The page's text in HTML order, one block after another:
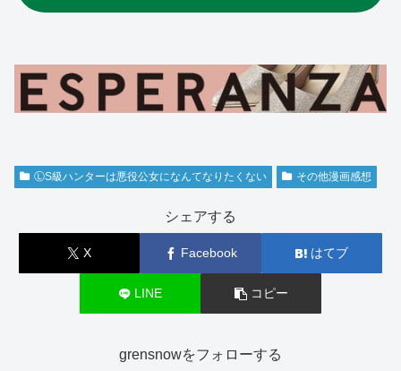
ⓁS級ハンターは悪役公女になんてなりたくない その他漫画感想
シェアする
X Facebook はてブ
LINE コピー
grensnowをフォローする